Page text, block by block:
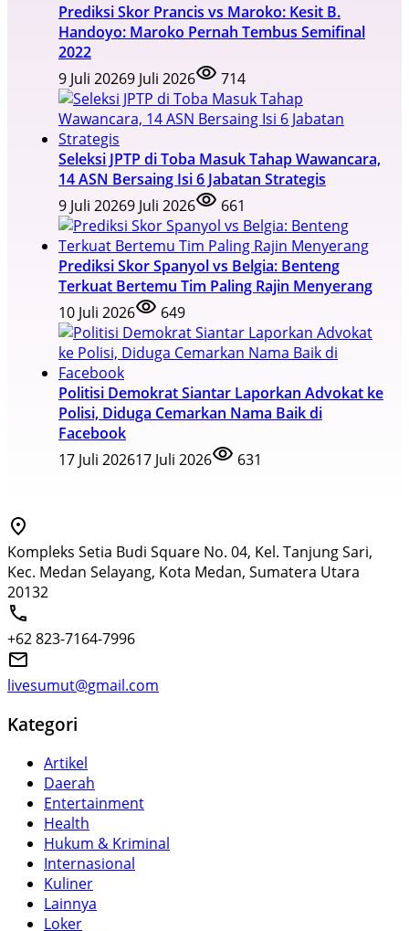
Prediksi Skor Prancis vs Maroko: Kesit B.
Handoyo: Maroko Pernah Tembus Semifinal
2022
9 Juli 20269 Juli 2026 714
Seleksi JPTP di Toba Masuk Tahap Wawancara,
14 ASN Bersaing Isi 6 Jabatan Strategis
9 Juli 20269 Juli 2026 661
Prediksi Skor Spanyol vs Belgia: Benteng
Terkuat Bertemu Tim Paling Rajin Menyerang
10 Juli 2026
649
Politisi Demokrat Siantar Laporkan Advokat ke
Polisi, Diduga Cemarkan Nama Baik di
Facebook
17 Juli 202617 Juli 2026 631
Kompleks Setia Budi Square No. 04, Kel. Tanjung Sari,
Kec. Medan Selayang, Kota Medan, Sumatera Utara
20132
+62 823-7164-7996
livesumut@gmail.com
Kategori
Artikel
Daerah
Entertainment
Health
Hukum & Kriminal
Internasional
Kuliner
Lainnya
Loker